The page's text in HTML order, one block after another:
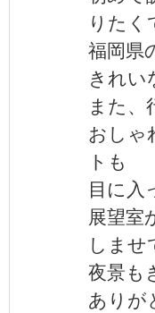
りたく
福岡県
きれい
また
おしゃ
トも
目に入
展望室
しませ
夜景も
ありが